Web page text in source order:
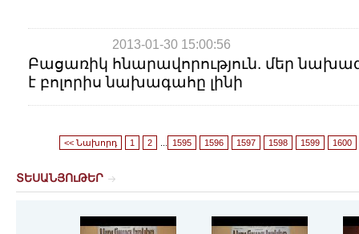
2013-01-30 15:00:56
Բացառիկ հնարավորություն. մեր
է բոլորիս նախագահը լինի
<< Նախորդ 1 2 1595 1596 1597 1598 1599 1600
ՏԵՍԱՆՅՈւԹԵՐ